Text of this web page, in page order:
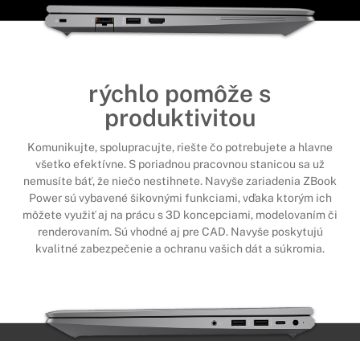
rýchlo pomôže s
produktivitou
Komunikujte, spolupracujte, riešte čo potrebujete a hlavne
všetko efektívne. S poriadnou pracovnou stanicou sa už
nemusíte báť, že niečo nestihnete. Navyše zariadenia ZBook
Power sú vybavené šikovnými funkciami, vďaka ktorým ich
môžete využiť aj na prácu s 3D koncepciami, modelovaním či
renderovaním. Sú vhodné aj pre CAD. Navyše poskytujú
kvalitné zabezpečenie a ochranu vašich dát a súkromia.